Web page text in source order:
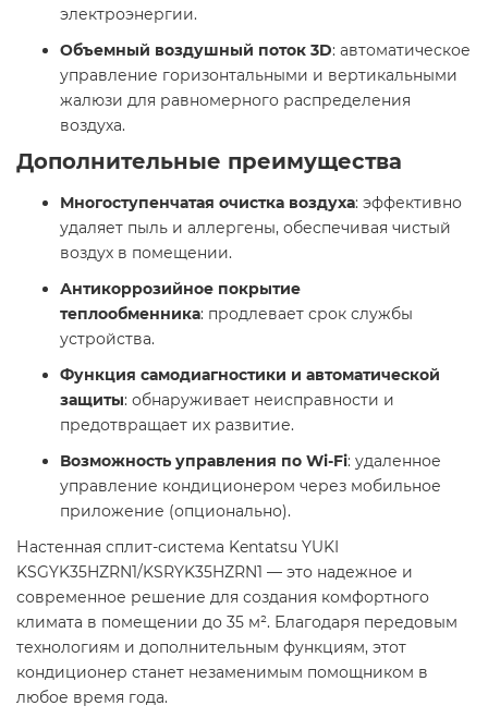
электроэнергии.​
Объемный воздушный поток 3D: автоматическое
управление горизонтальными и вертикальными
жалюзи для равномерного распределения
воздуха. ​
Дополнительные преимущества
Многоступенчатая очистка воздуха: эффективно
удаляет пыль и аллергены, обеспечивая чистый
воздух в помещении. ​
Антикоррозийное покрытие
теплообменника: продлевает срок службы
устройства.​
Функция самодиагностики и автоматической
защиты: обнаруживает неисправности и
предотвращает их развитие. ​
Возможность управления по Wi-Fi: удаленное
управление кондиционером через мобильное
приложение (опционально).​
Настенная сплит-система Kentatsu YUKI
KSGYK35HZRN1/KSRYK35HZRN1 — это надежное и
современное решение для создания комфортного
климата в помещении до 35 м². Благодаря передовым
технологиям и дополнительным функциям, этот
кондиционер станет незаменимым помощником в
любое время года.​